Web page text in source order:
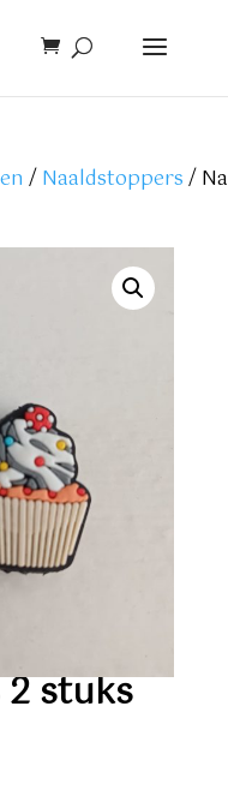
/Naaldstoppers/
stuks